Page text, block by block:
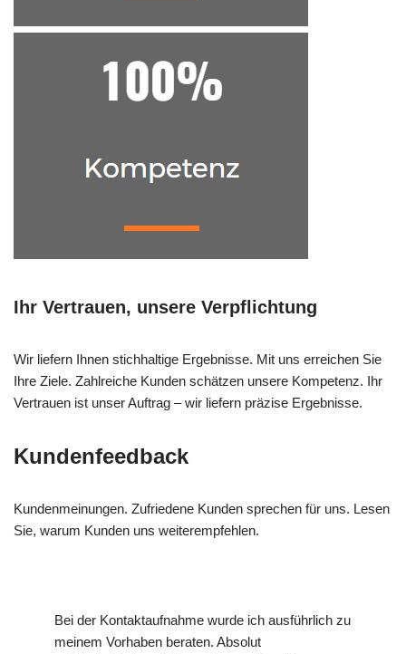
Ihr Vertrauen, unsere Verpflichtung
Wir liefern Ihnen stichhaltige Ergebnisse. Mit uns erreichen Sie
Ihre Ziele. Zahlreiche Kunden schätzen unsere Kompetenz. Ihr
Vertrauen ist unser Auftrag – wir liefern präzise Ergebnisse.
Kundenfeedback
Kundenmeinungen. Zufriedene Kunden sprechen für uns. Lesen
Sie, warum Kunden uns weiterempfehlen.
Bei der Kontaktaufnahme wurde ich ausführlich zu
meinem Vorhaben beraten. Absolut